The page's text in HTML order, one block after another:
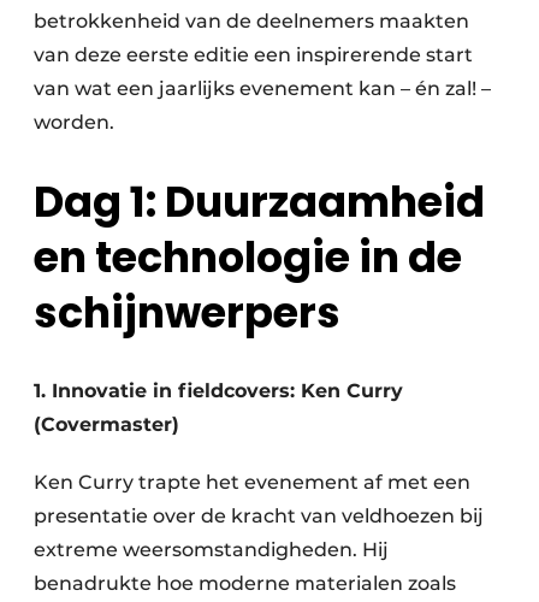
betrokkenheid van de deelnemers maakten
van deze eerste editie een inspirerende start
van wat een jaarlijks evenement kan – én zal! –
worden.
Dag 1: Duurzaamheid
en technologie in de
schijnwerpers
1. Innovatie in fieldcovers: Ken Curry
(Covermaster)
Ken Curry trapte het evenement af met een
presentatie over de kracht van veldhoezen bij
extreme weersomstandigheden. Hij
benadrukte hoe moderne materialen zoals